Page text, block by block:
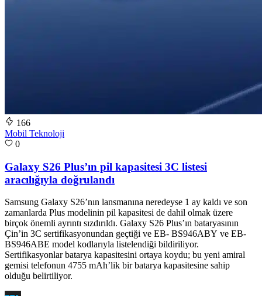
166
Mobil Teknoloji
0
Galaxy S26 Plus’ın pil kapasitesi 3C listesi
aracılığıyla doğrulandı
Samsung Galaxy S26’nın lansmanına neredeyse 1 ay kaldı ve son
zamanlarda Plus modelinin pil kapasitesi de dahil olmak üzere
birçok önemli ayrıntı sızdırıldı. Galaxy S26 Plus’ın bataryasının
Çin’in 3C sertifikasyonundan geçtiği ve EB- BS946ABY ve EB-
BS946ABE model kodlarıyla listelendiği bildiriliyor.
Sertifikasyonlar batarya kapasitesini ortaya koydu; bu yeni amiral
gemisi telefonun 4755 mAh’lik bir batarya kapasitesine sahip
olduğu belirtiliyor.